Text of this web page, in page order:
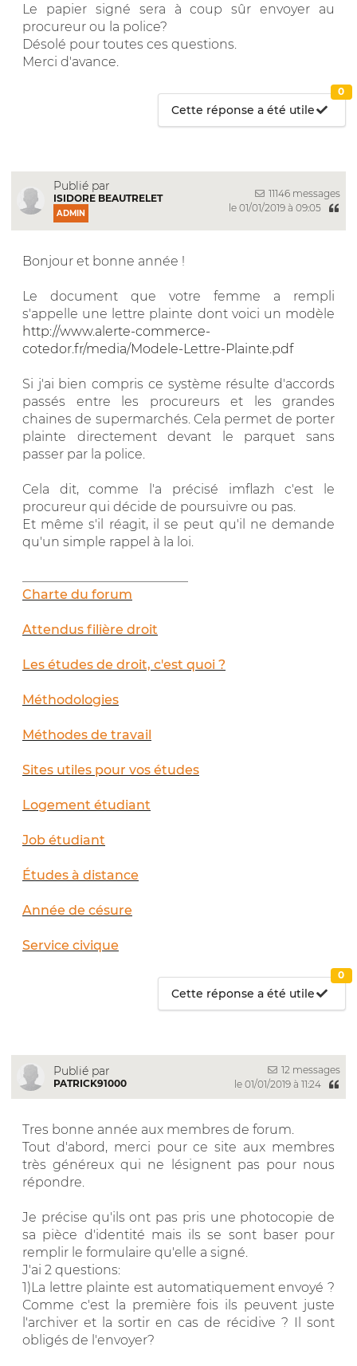
Le papier signé sera à coup sûr envoyer au
procureur ou la police?
Désolé pour toutes ces questions.
Merci d'avance.
Cette réponse a été utile
0
Publié par
ISIDORE BEAUTRELET
ADMIN
11146 messages
le 01/01/2019 à 09:05
Bonjour et bonne année !
Le document que votre femme a rempli
s'appelle une lettre plainte dont voici un modèle
http://www.alerte-commerce-
cotedor.fr/media/Modele-Lettre-Plainte.pdf
Si j'ai bien compris ce système résulte d'accords
passés entre les procureurs et les grandes
chaines de supermarchés. Cela permet de porter
plainte directement devant le parquet sans
passer par la police.
Cela dit, comme l'a précisé imflazh c'est le
procureur qui décide de poursuivre ou pas.
Et même s'il réagit, il se peut qu'il ne demande
qu'un simple rappel à la loi.
Charte du forum
Attendus filière droit
Les études de droit, c'est quoi ?
Méthodologies
Méthodes de travail
Sites utiles pour vos études
Logement étudiant
Job étudiant
Études à distance
Année de césure
Service civique
Cette réponse a été utile
0
Publié par
PATRICK91000
12 messages
le 01/01/2019 à 11:24
Tres bonne année aux membres de forum.
Tout d'abord, merci pour ce site aux membres
très généreux qui ne lésignent pas pour nous
répondre.
Je précise qu'ils ont pas pris une photocopie de
sa pièce d'identité mais ils se sont baser pour
remplir le formulaire qu'elle a signé.
J'ai 2 questions:
1)La lettre plainte est automatiquement envoyé ?
Comme c'est la première fois ils peuvent juste
l'archiver et la sortir en cas de récidive ? Il sont
obligés de l'envoyer?